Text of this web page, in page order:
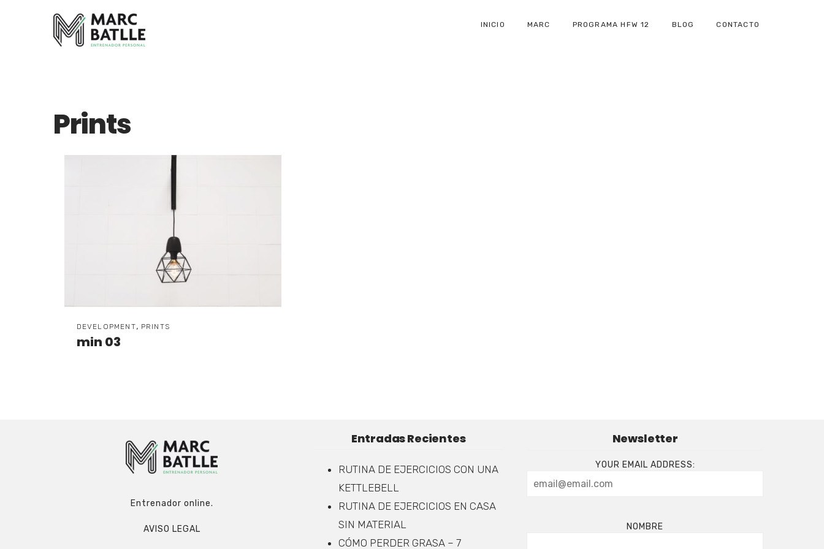
INICIO MARC PROGRAMA HFW 12 BLOG CONTACTO
Prints
DEVELOPMENT, PRINTS
min 03
Entrenador online.
AVISO LEGAL
Entradas Recientes
RUTINA DE EJERCICIOS CON UNA
KETTLEBELL
RUTINA DE EJERCICIOS EN CASA
SIN MATERIAL
CÓMO PERDER GRASA – 7
Newsletter
YOUR EMAIL ADDRESS:
NOMBRE